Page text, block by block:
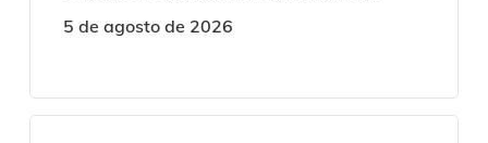
5 de agosto de 2026